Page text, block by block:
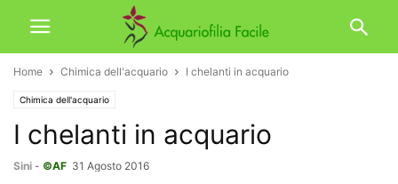
Home Chimica dell'acquario I chelanti in acquario
Chimica dell'acquario
I chelanti in acquario
Sini - ©AF 31 Agosto 2016